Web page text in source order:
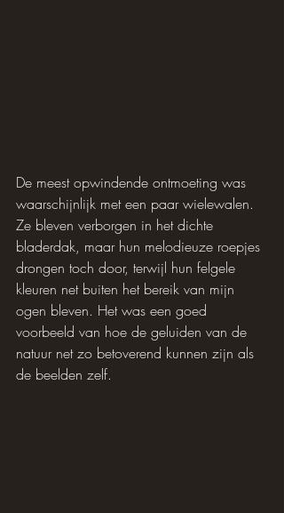
De meest opwindende ontmoeting was
waarschijnlijk met een paar wielewalen.
Ze bleven verborgen in het dichte
bladerdak, maar hun melodieuze roepjes
drongen toch door, terwijl hun felgele
kleuren net buiten het bereik van mijn
ogen bleven. Het was een goed
voorbeeld van hoe de geluiden van de
natuur net zo betoverend kunnen zijn als
de beelden zelf.